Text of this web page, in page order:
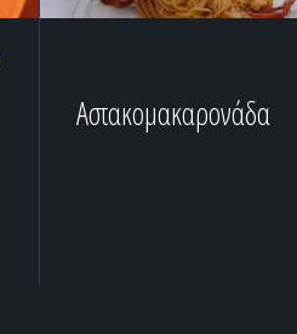
Αστακομακαρονάδα